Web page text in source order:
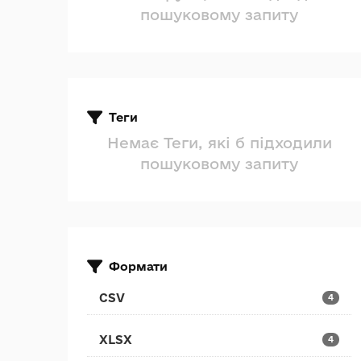
пошуковому запиту
Теги
Немає Теги, які б підходили
пошуковому запиту
Формати
CSV 4
XLSX 4